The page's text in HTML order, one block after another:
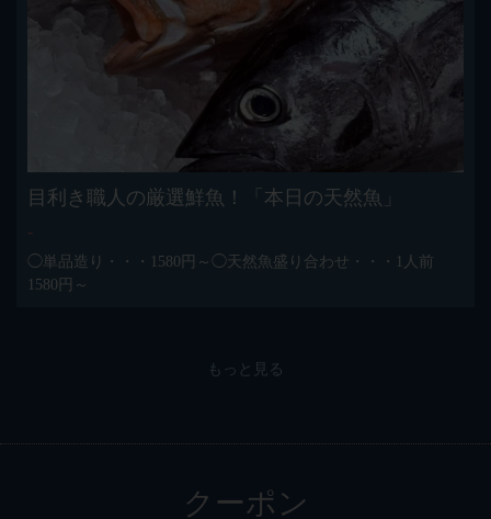
目利き職人の厳選鮮魚！「本日の天然魚」
‐
◯単品造り・・・1580円～◯天然魚盛り合わせ・・・1人前
1580円～
もっと見る
クーポン